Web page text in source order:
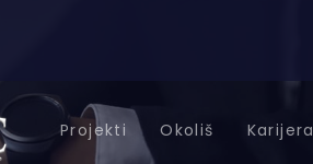
Projekti Okoliš Karijera